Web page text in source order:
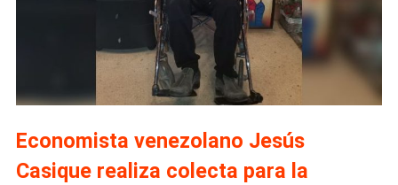
Economista venezolano Jesús
Casique realiza colecta para la